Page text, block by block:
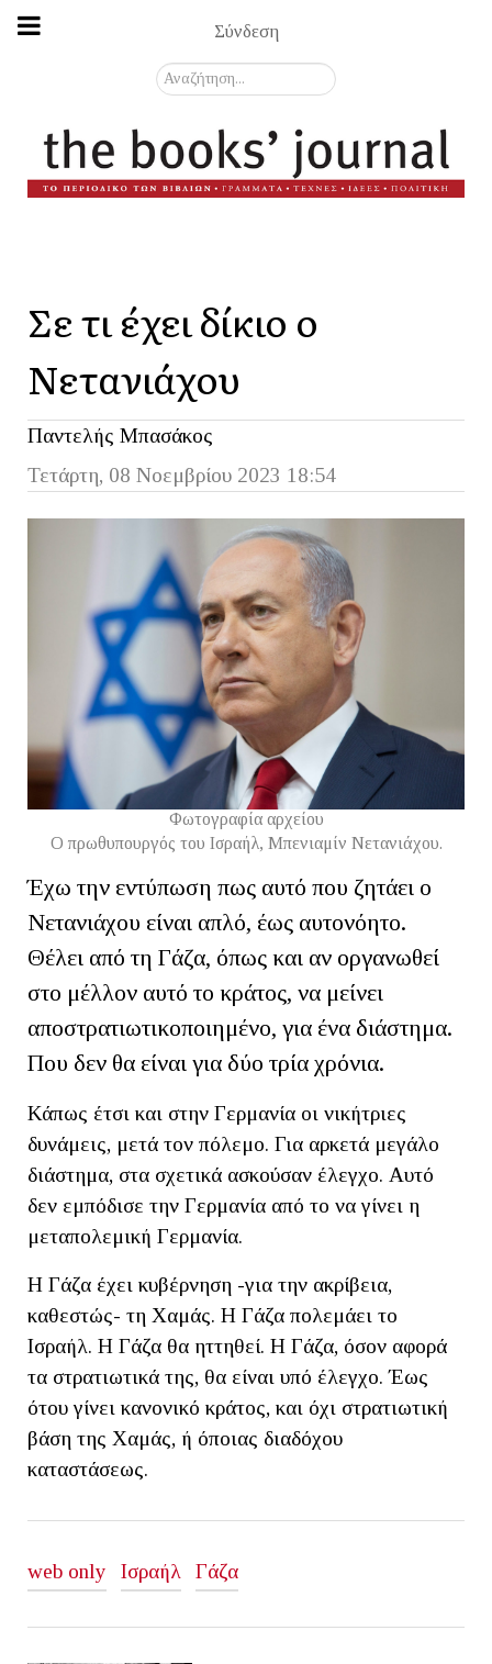
Σύνδεση
Αναζήτηση...
Σε τι έχει δίκιο ο
Νετανιάχου
Παντελής Μπασάκος
Τετάρτη, 08 Νοεμβρίου 2023 18:54
Φωτογραφία αρχείου
Ο πρωθυπουργός του Ισραήλ, Μπενιαμίν Νετανιάχου.
Έχω την εντύπωση πως αυτό που ζητάει ο
Νετανιάχου είναι απλό, έως αυτονόητο.
Θέλει από τη Γάζα, όπως και αν οργανωθεί
στο μέλλον αυτό το κράτος, να μείνει
αποστρατιωτικοποιημένο, για ένα διάστημα.
Που δεν θα είναι για δύο τρία χρόνια.
Κάπως έτσι και στην Γερμανία οι νικήτριες
δυνάμεις, μετά τον πόλεμο. Για αρκετά μεγάλο
διάστημα, στα σχετικά ασκούσαν έλεγχο. Αυτό
δεν εμπόδισε την Γερμανία από το να γίνει η
μεταπολεμική Γερμανία.
Η Γάζα έχει κυβέρνηση -για την ακρίβεια,
καθεστώς- τη Χαμάς. Η Γάζα πολεμάει το
Ισραήλ. Η Γάζα θα ηττηθεί. Η Γάζα, όσον αφορά
τα στρατιωτικά της, θα είναι υπό έλεγχο. Έως
ότου γίνει κανονικό κράτος, και όχι στρατιωτική
βάση της Χαμάς, ή όποιας διαδόχου
καταστάσεως.
web only Ισραήλ Γάζα